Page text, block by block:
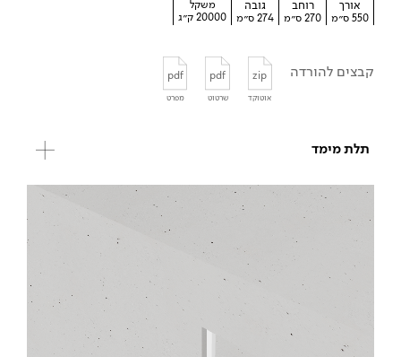
אורך
550 ס״מ
רוחב
270 ס״מ
גובה
274 ס״מ
משקל
20000 ק״ג
קבצים להורדה zip
אוטוקד
pdf
שרטוט
pdf
מפרט
תלת מימד